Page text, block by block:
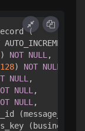
(
AUTO_INCREMENT,
) NOT NULL ,
128) NOT NULL
NULL ,
NULL ,
NULL ,
(message_id),